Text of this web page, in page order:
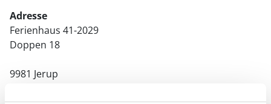
Adresse
Ferienhaus 41-2029
Doppen 18
9981 Jerup